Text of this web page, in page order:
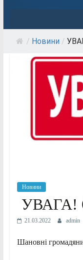
/ Новини /
Новини
21.03.2022 admin
Шановні